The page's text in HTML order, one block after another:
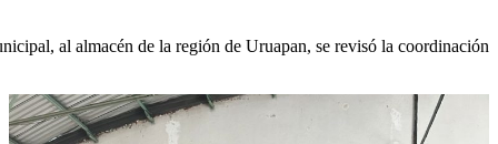
al almacén de la región de Uruapan, se revisó la coordinación